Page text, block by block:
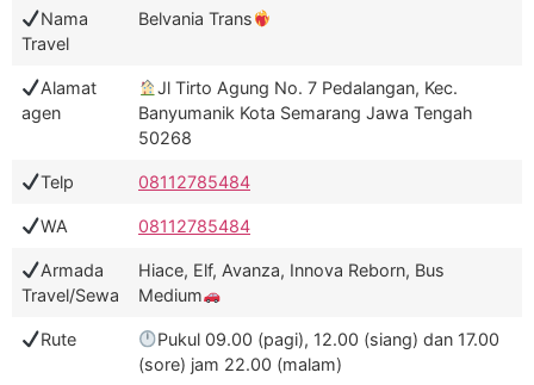
Nama
Travel
Belvania Trans
Alamat
agen
Jl Tirto Agung No. 7 Pedalangan, Kec.
Banyumanik Kota Semarang Jawa Tengah
50268
Telp 08112785484
WA 08112785484
Armada
Travel/Sewa
Hiace, Elf, Avanza, Innova Reborn, Bus
Medium
Rute
Pukul 09.00 (pagi), 12.00 (siang) dan 17.00
(sore) jam 22.00 (malam)